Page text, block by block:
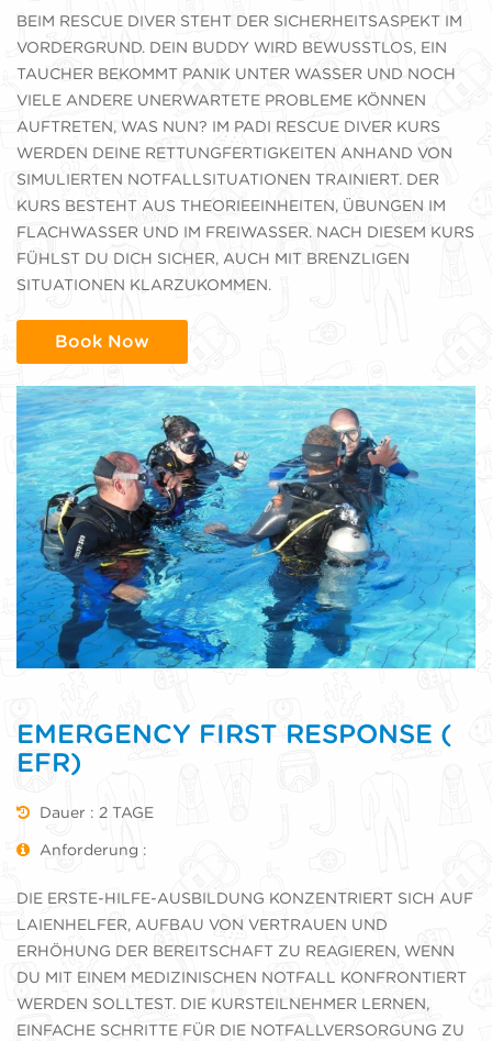
BEIM RESCUE DIVER STEHT DER SICHERHEITSASPEKT IM
VORDERGRUND. DEIN BUDDY WIRD BEWUSSTLOS, EIN
TAUCHER BEKOMMT PANIK UNTER WASSER UND NOCH
VIELE ANDERE UNERWARTETE PROBLEME KÖNNEN
AUFTRETEN, WAS NUN? IM PADI RESCUE DIVER KURS
WERDEN DEINE RETTUNGFERTIGKEITEN ANHAND VON
SIMULIERTEN NOTFALLSITUATIONEN TRAINIERT. DER
KURS BESTEHT AUS THEORIEEINHEITEN, ÜBUNGEN IM
FLACHWASSER UND IM FREIWASSER. NACH DIESEM KURS
FÜHLST DU DICH SICHER, AUCH MIT BRENZLIGEN
SITUATIONEN KLARZUKOMMEN.
Book Now
EMERGENCY FIRST RESPONSE (
EFR)
Dauer : 2 TAGE
Anforderung :
DIE ERSTE-HILFE-AUSBILDUNG KONZENTRIERT SICH AUF
LAIENHELFER, AUFBAU VON VERTRAUEN UND
ERHÖHUNG DER BEREITSCHAFT ZU REAGIEREN, WENN
DU MIT EINEM MEDIZINISCHEN NOTFALL KONFRONTIERT
WERDEN SOLLTEST. DIE KURSTEILNEHMER LERNEN,
EINFACHE SCHRITTE FÜR DIE NOTFALLVERSORGUNG ZU